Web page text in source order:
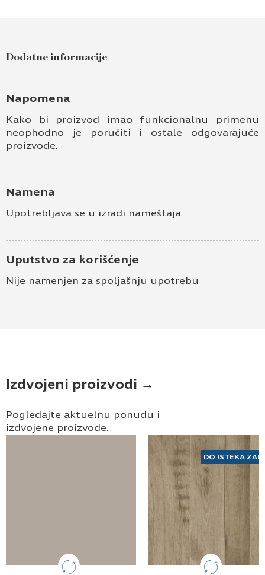
Dodatne informacije
Napomena
Kako bi proizvod imao funkcionalnu primenu
neophodno je poručiti i ostale odgovarajuće
proizvode.
Namena
Upotrebljava se u izradi nameštaja
Uputstvo za korišćenje
Nije namenjen za spoljašnju upotrebu
Izdvojeni proizvodi →
Pogledajte aktuelnu ponudu i
izdvojene proizvode.
DO ISTEKA